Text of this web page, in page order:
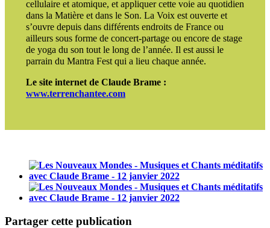
cellulaire et atomique, et appliquer cette voie au quotidien
dans la Matière et dans le Son. La Voix est ouverte et
s’ouvre depuis dans différents endroits de France ou
ailleurs sous forme de concert-partage ou encore de stage
de yoga du son tout le long de l’année. Il est aussi le
parrain du Mantra Fest qui a lieu chaque année.
Le site internet de Claude Brame :
www.terrenchantee.com
Partager cette publication